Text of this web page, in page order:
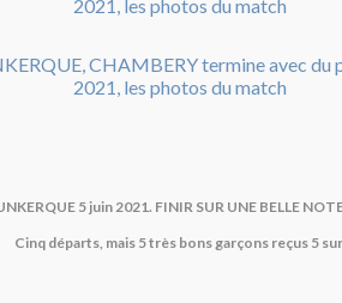
5 juin 2021. FINIR SUR UNE BELLE
Cinq départs, mais 5 très bons garçons reçus 5